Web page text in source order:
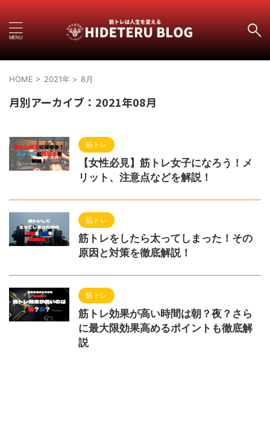
HOME > 2021年 > 8月
月別アーカイブ：2021年08月
筋トレ
【女性必見】筋トレ女子になろう！メ
リット、注意点などを解説！
筋トレ
筋トレをしたら太ってしまった！その
原因と対策を徹底解説！
筋トレ
筋トレ効果が高い時間は朝？夜？さら
に最大限効果高めるポイントも徹底解
説